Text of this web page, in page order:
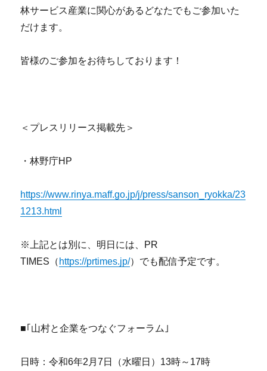
林サービス産業に関心があるどなたでもご参加いた
だけます。
皆様のご参加をお待ちしております！
＜プレスリリース掲載先＞
・林野庁HP
https://www.rinya.maff.go.jp/j/press/sanson_ryokka/23
1213.html
※上記とは別に、明日には、PR
TIMES（ https://prtimes.jp/）でも配信予定です。
■｢山村と企業をつなぐフォーラム｣
日時：令和6年2月7日（水曜日）13時～17時